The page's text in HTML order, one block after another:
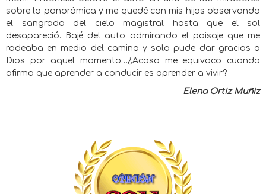
sobre la panorámica y me quedé con mis hijos observando
el sangrado del cielo magistral hasta que el sol
desapareció. Bajé del auto admirando el paisaje que me
rodeaba en medio del camino y solo pude dar gracias a
Dios por aquel momento…¿Acaso me equivoco cuando
afirmo que aprender a conducir es aprender a vivir?
Elena Ortiz Muñiz